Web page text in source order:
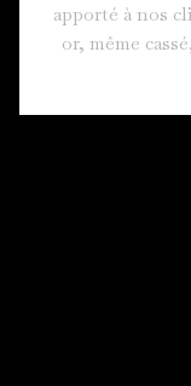
apporté à nos
or, même